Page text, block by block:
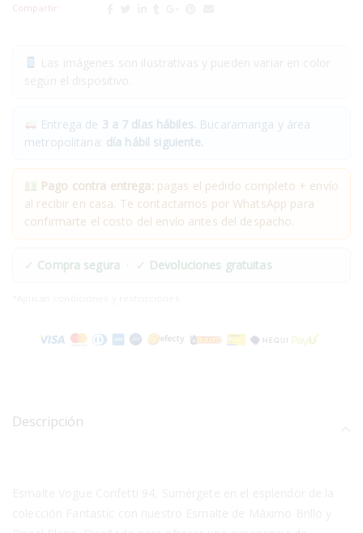
Compartir:
Entrega de 3 a 7 días hábiles. Bucaramanga y área
metropolitana: día hábil siguiente.
Pago contra entrega: pagas el pedido completo + envío
al recibir en casa. Te contactamos por WhatsApp para
confirmarte el costo del envío antes del despacho.
✓ Compra segura · ✓ Devoluciones gratuitas
Descripción